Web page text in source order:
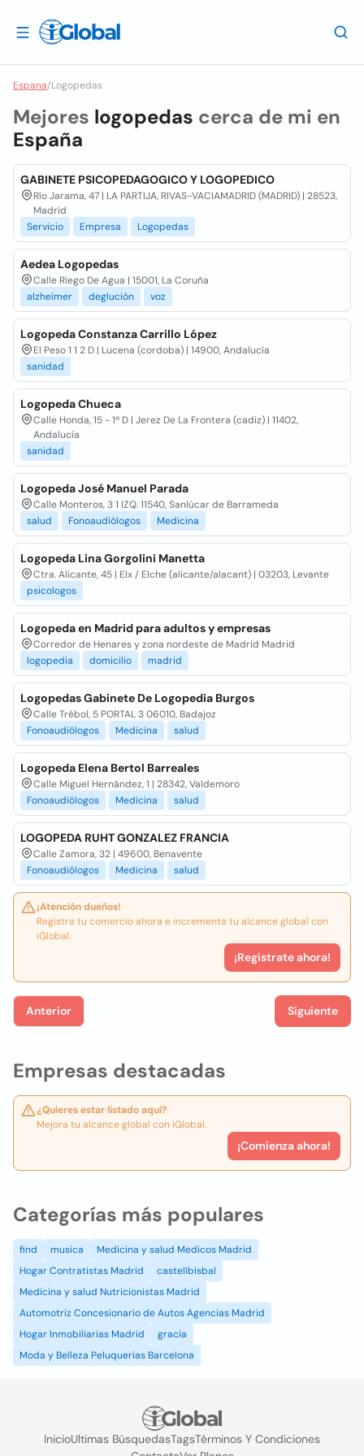
Espana/Logopedas
Empresas destacadas
¿Quieres estar listado aquí?
Mejora tu alcance global con iGlobal.
¡Comienza ahora!
Mejores logopedas cerca de mi en
España
GABINETE PSICOPEDAGOGICO Y LOGOPEDICO
Río Jarama, 47 | LA PARTIJA, RIVAS-VACIAMADRID (MADRID) | 28523,
Madrid
Servicio
Empresa Logopedas
Aedea Logopedas
Calle Riego De Agua | 15001, La Coruña
alzheimer
deglución voz
Logopeda Constanza Carrillo López
El Peso 1 1 2 D | Lucena (cordoba) | 14900, Andalucía
sanidad
Logopeda Chueca
Calle Honda, 15 - 1º D | Jerez De La Frontera (cadiz) | 11402,
Andalucía
sanidad
Logopeda José Manuel Parada
Calle Monteros, 3 1 IZQ. 11540, Sanlúcar de Barrameda
salud
Fonoaudiólogos Medicina
Logopeda Lina Gorgolini Manetta
Ctra. Alicante, 45 | Elx / Elche (alicante/alacant) | 03203, Levante
psicologos
Logopeda en Madrid para adultos y empresas
Corredor de Henares y zona nordeste de Madrid Madrid
logopedia
domicilio madrid
Logopedas Gabinete De Logopedia Burgos
Calle Trébol, 5 PORTAL 3 06010, Badajoz
Fonoaudiólogos
Medicina salud
Logopeda Elena Bertol Barreales
Calle Miguel Hernández, 1 | 28342, Valdemoro
Fonoaudiólogos
Medicina salud
LOGOPEDA RUHT GONZALEZ FRANCIA
Calle Zamora, 32 | 49600, Benavente
Fonoaudiólogos
Medicina salud
¡Atención dueños!
Registra tu comercio ahora e incrementa tu alcance global con
iGlobal.
¡Registrate ahora!
Anterior Siguiente
Categorías más populares
find musica
Medicina y salud Medicos Madrid
Hogar Contratistas Madrid
castellbisbal
Medicina y salud Nutricionistas Madrid
Automotriz Concesionario de Autos Agencias Madrid
Hogar Inmobiliarias Madrid
gracia
Moda y Belleza Peluquerias Barcelona
InicioUltimas BúsquedasTagsTérminos Y Condiciones